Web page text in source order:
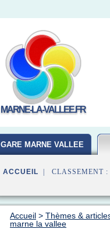
MARNE-LA-VALLEE.FR
GARE MARNE VALLEE
ACCUEIL | CLASSEMENT :
Accueil > Thèmes &
marne la vallee